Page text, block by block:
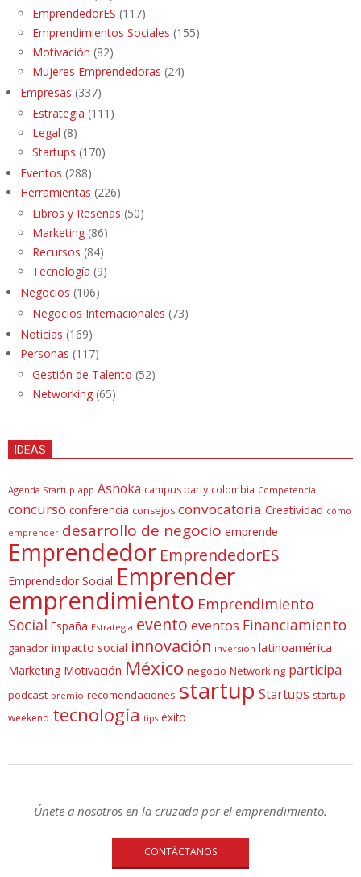
EmprendedorES (117)
Emprendimientos Sociales (155)
Motivación (82)
Mujeres Emprendedoras (24)
Empresas (337)
Estrategia (111)
Legal (8)
Startups (170)
Eventos (288)
Herramientas (226)
Libros y Reseñas (50)
Marketing (86)
Recursos (84)
Tecnología (9)
Negocios (106)
Negocios Internacionales (73)
Noticias (169)
Personas (117)
Gestión de Talento (52)
Networking (65)
IDEAS
Agenda Startup app Ashoka campus party colombia Competencia
concurso conferencia consejos convocatoria Creatividad cómo
emprender desarrollo de negocio emprende
Emprendedor EmprendedorES
Emprendedor Social Emprender
emprendimiento Emprendimiento
Social España Estrategia evento eventos Financiamiento
ganador impacto social innovación inversión latinoamérica
Marketing Motivación México negocio Networking participa
podcast premio recomendaciones startup Startups startup
weekend tecnología tips éxito
Únete a nosotros en la cruzada por el emprendimiento.
CONTÁCTANOS